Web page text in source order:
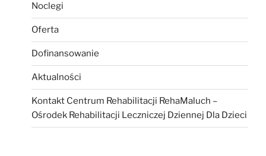
Noclegi
Oferta
Dofinansowanie
Aktualności
Kontakt Centrum Rehabilitacji RehaMaluch –
Ośrodek Rehabilitacji Leczniczej Dziennej Dla Dzieci